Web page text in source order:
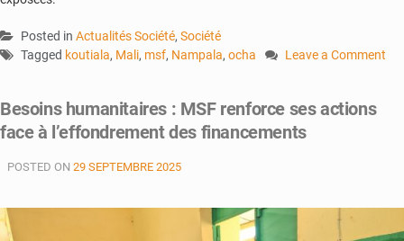
Posted in Actualités Société, Société
Tagged koutiala, Mali, msf, Nampala, ocha
Leave a Comment
MSF
des
communautés
Besoins humanitaires : MSF renforce ses actions
face à l’effondrement des financements
POSTED ON 29 SEPTEMBRE 2025